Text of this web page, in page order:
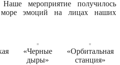
мероприятие получилось
эмоций на лицах наших
«Черные
дыры»
«Орбитальная
станция»